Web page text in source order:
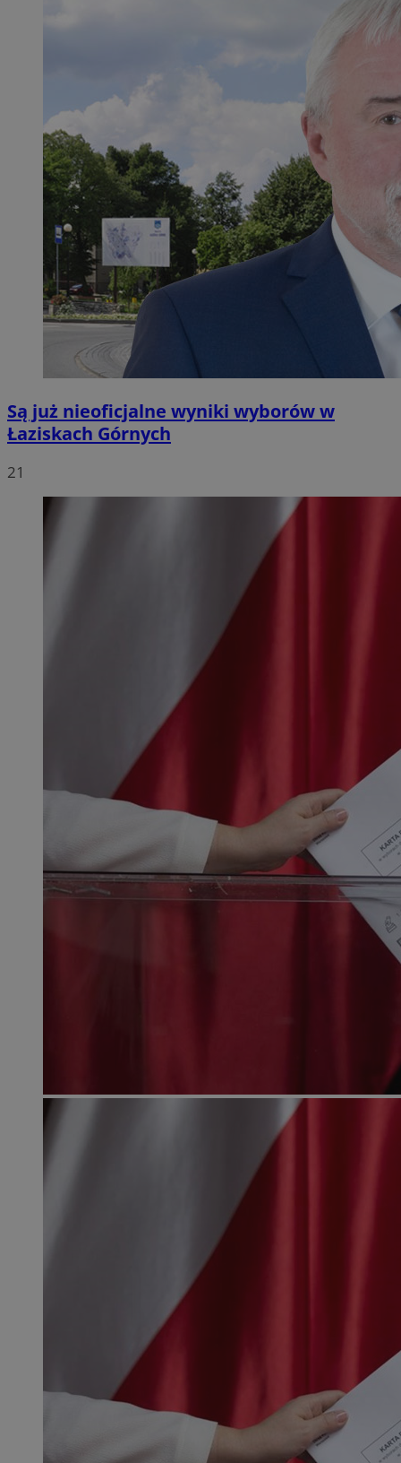
Są już nieoficjalne wyniki wyborów w
Łaziskach Górnych
21